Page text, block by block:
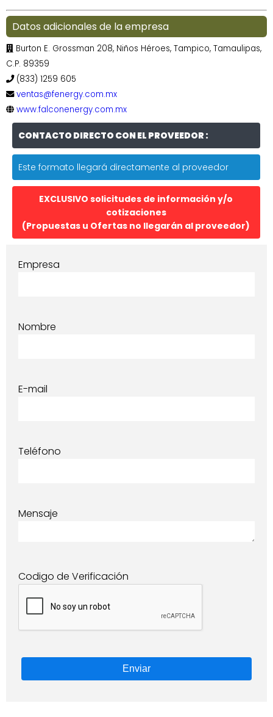
Datos adicionales de la empresa
Burton E. Grossman 208, Niños Héroes, Tampico, Tamaulipas,
C.P. 89359
(833) 1259 605
ventas@fenergy.com.mx
www.falconenergy.com.mx
CONTACTO DIRECTO CON EL PROVEEDOR :
Este formato llegará directamente al proveedor
EXCLUSIVO solicitudes de información y/o
cotizaciones
(Propuestas u Ofertas no llegarán al proveedor)
Empresa
Nombre
E-mail
Teléfono
Mensaje
Codigo de Verificación
Enviar